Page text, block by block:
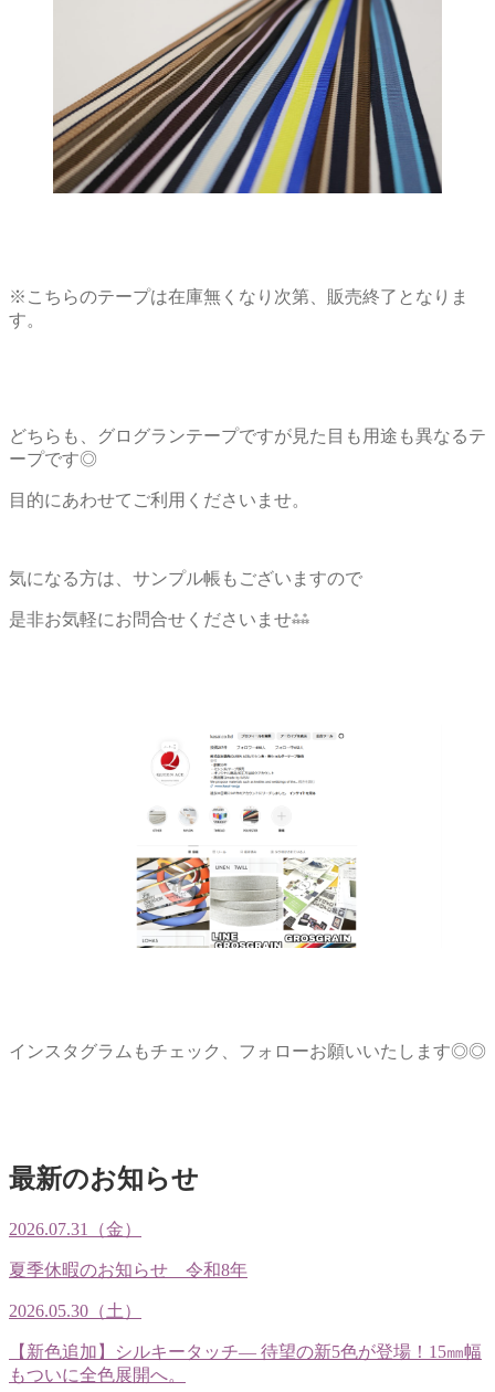
※こちらのテープは在庫無くなり次第、販売終了となりま
す。
どちらも、グログランテープですが見た目も用途も異なるテ
ープです◎
目的にあわせてご利用くださいませ。
気になる方は、サンプル帳もございますので
是非お気軽にお問合せくださいませ⁂⁂
インスタグラムもチェック、フォローお願いいたします◎◎
最新のお知らせ
2026.07.31（金）
夏季休暇のお知らせ 令和8年
2026.05.30（土）
【新色追加】シルキータッチ— 待望の新5色が登場！15㎜幅
もついに全色展開へ。